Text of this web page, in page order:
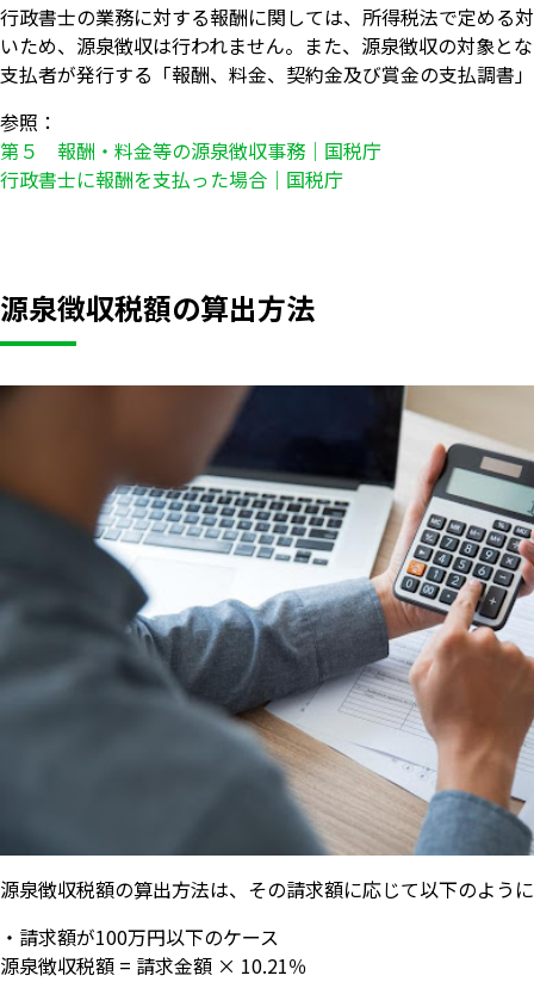
行政書士の業務に対する報酬に関しては、所得税法で定める
いため、源泉徴収は行われません。また、源泉徴収の対象と
支払者が発行する「報酬、料金、契約金及び賞金の支払調書
参照：
第５ 報酬・料金等の源泉徴収事務｜国税庁
行政書士に報酬を支払った場合｜国税庁
源泉徴収税額の算出方法
源泉徴収税額の算出方法は、その請求額に応じて以下のよう
・請求額が100万円以下のケース
源泉徴収税額 = 請求金額 × 10.21％